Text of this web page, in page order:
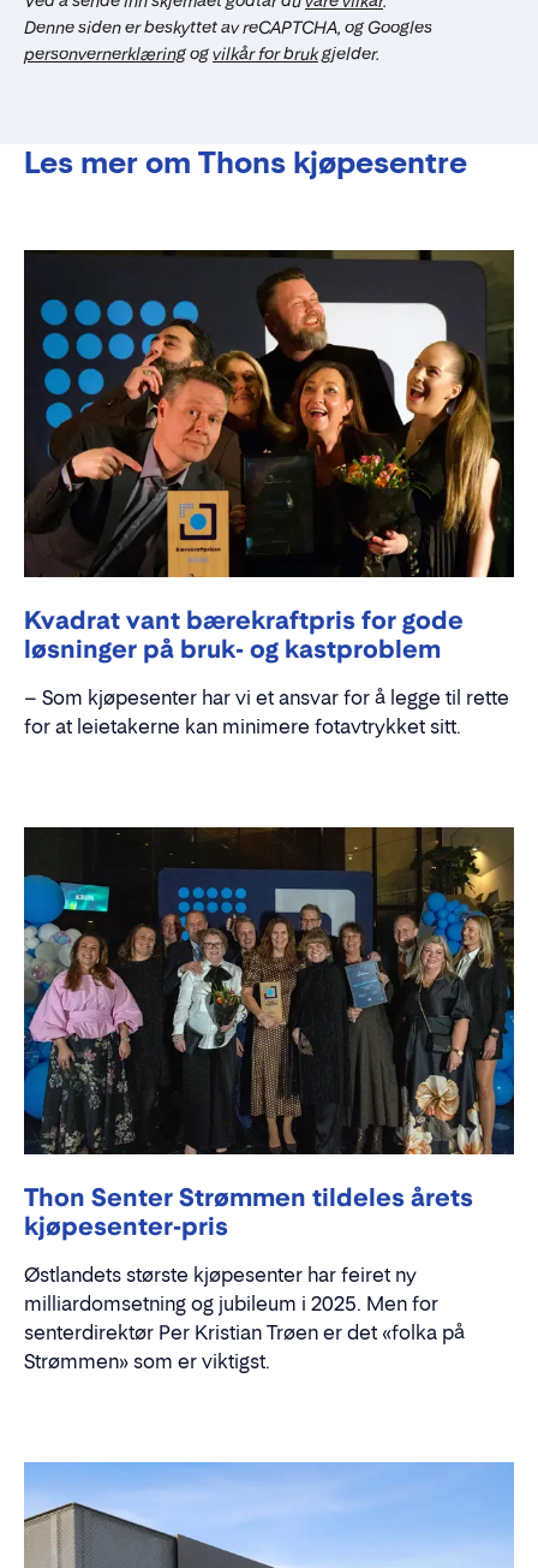
Denne siden er beskyttet av reCAPTCHA, og Googles
personvernerklæringogvilkår for brukgjelder.
Les mer om Thons kjøpesentre
Kvadrat vant bærekraftpris for gode
løsninger på bruk- og kastproblem
– Som kjøpesenter har vi et ansvar for å legge til rette
for at leietakerne kan minimere fotavtrykket sitt.
Thon Senter Strømmen tildeles årets
kjøpesenter-pris
Østlandets største kjøpesenter har feiret ny
milliardomsetning og jubileum i 2025. Men for
senterdirektør Per Kristian Trøen er det «folka på
Strømmen» som er viktigst.